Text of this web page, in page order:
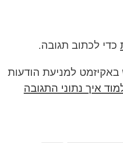
כדי לכתוב תגובה.
למניעת הודעות
איך נתוני התגובה